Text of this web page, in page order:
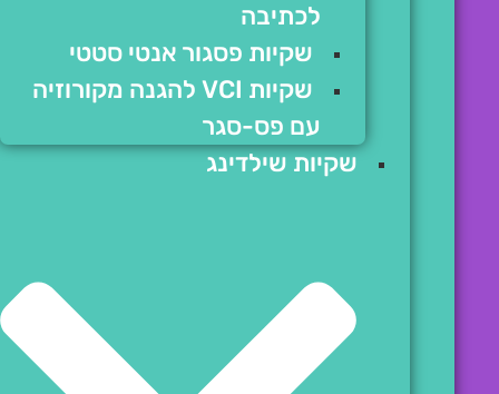
לכתיבה
שקיות פסגור אנטי סטטי
שקיות VCI להגנה מקורוזיה
עם פס-סגר
שקיות שילדינג